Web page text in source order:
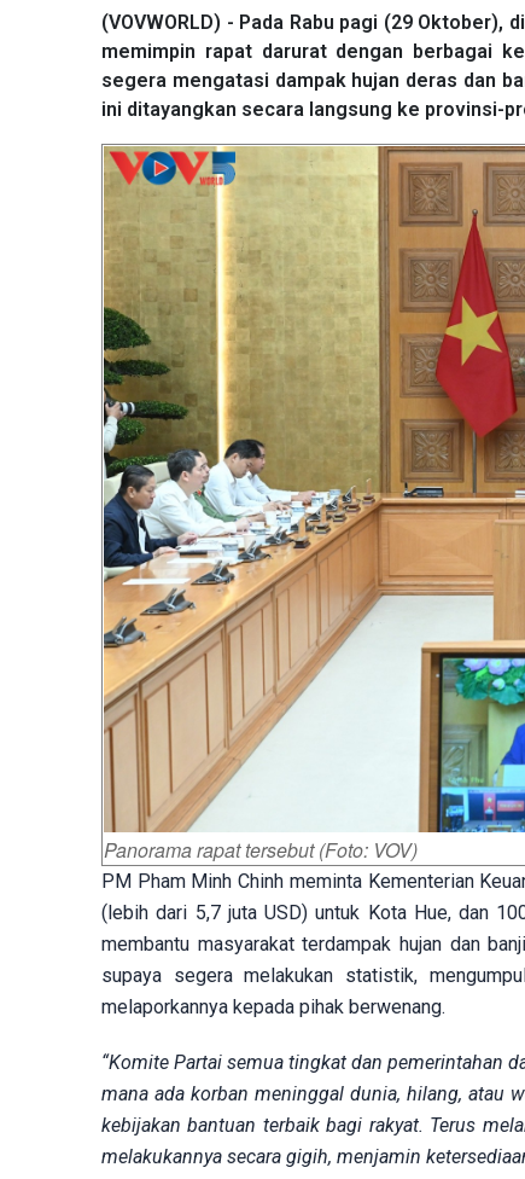
(VOVWORLD) - Pada Rabu pagi (29
memimpin rapat darurat dengan berbagai
segera mengatasi dampak hujan deras dan
ini ditayangkan secara langsung ke provinsi-
Panorama rapat tersebut (Foto: VOV)
PM Pham Minh Chinh meminta Kementerian
(lebih dari 5,7 juta USD) untuk Kota Hue, dan
membantu masyarakat terdampak hujan dan
supaya segera melakukan statistik,
melaporkannya kepada pihak berwenang.
“Komite Partai semua tingkat dan pemerintahan
mana ada korban meninggal dunia, hilang, atau
kebijakan bantuan terbaik bagi rakyat. Terus
melakukannya secara gigih, menjamin